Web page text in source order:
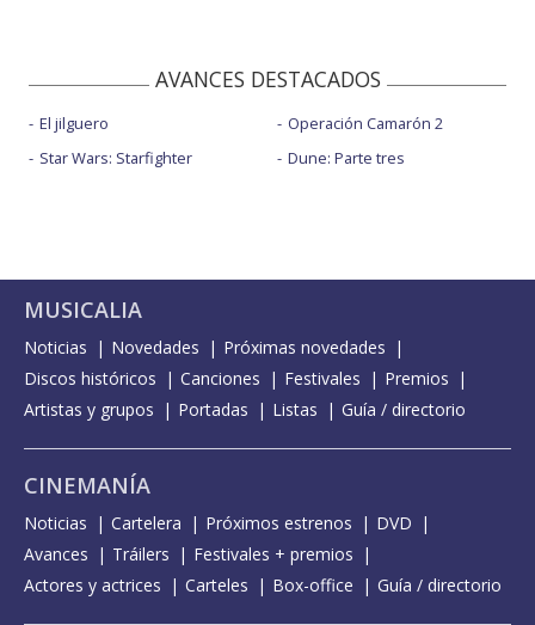
AVANCES DESTACADOS
El jilguero
Star Wars: Starfighter
Operación Camarón 2
Dune: Parte tres
MUSICALIA
Noticias Novedades
Próximas novedades
Discos históricos
Canciones Festivales
Premios
Artistas y grupos
Portadas Listas Guía / directorio
CINEMANÍA
Noticias Cartelera Próximos estrenos
DVD
Avances
Tráilers
Festivales + premios
Actores y actrices
Carteles Box-office Guía / directorio